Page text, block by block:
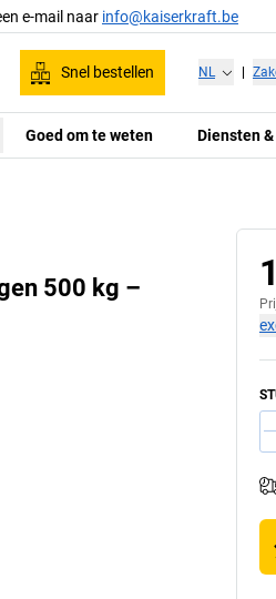
e-mail naar info@kaiserkraft.be
Snel bestellen NL
Goed om te weten Diensten
500 kg –